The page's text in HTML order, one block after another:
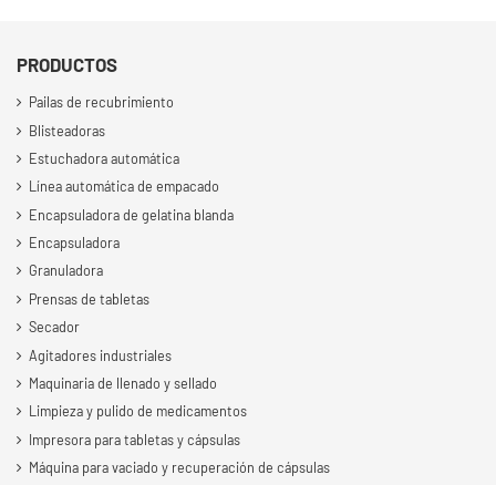
PRODUCTOS
Pailas de recubrimiento
Blisteadoras
Estuchadora automática
Línea automática de empacado
Encapsuladora de gelatina blanda
Encapsuladora
Granuladora
Prensas de tabletas
Secador
Agitadores industriales
Maquinaria de llenado y sellado
Limpieza y pulido de medicamentos
Impresora para tabletas y cápsulas
Máquina para vaciado y recuperación de cápsulas